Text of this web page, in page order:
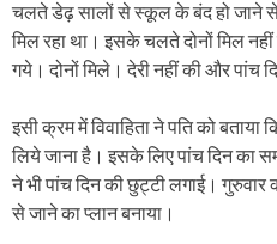
चलते डेढ़ सालों से स्कूल के बंद हो जाने से
मिल रहा था। इसके चलते दोनों मिल
गये। दोनों मिले। देरी नहीं की और पांच
इसी क्रम में विवाहिता ने पति को
लिये जाना है। इसके लिए पांच दिन का
ने भी पांच दिन की छुट्टी लगाई।
से जाने का प्लान बनाया।